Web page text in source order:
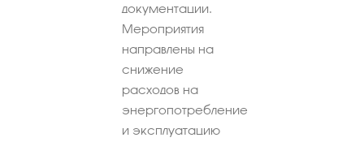
документации.
Мероприятия
направлены на
снижение
расходов на
энергопотребление
и эксплуатацию